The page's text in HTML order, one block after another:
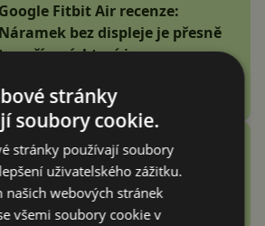
Google Fitbit Air recenze:
Náramek bez displeje je přesně
zařízení, které jsem
Kurfürst
Vention Echo Lite E11 Pro
jsou sluchátka za 3
zlatý grál nebo podfuk?
Švec
stránky
soubory cookie.
stránky používají soubory
uživatelského zážitku.
našich webových stránek
všemi soubory cookie v